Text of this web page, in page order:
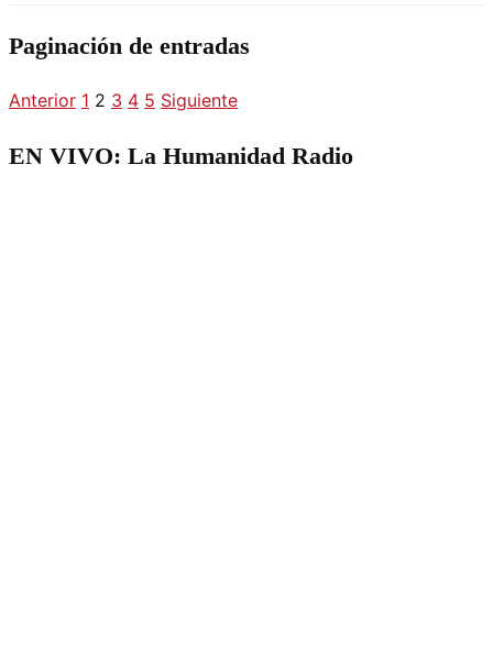
Paginación de entradas
Anterior 1 2 3 4 5 Siguiente
EN VIVO: La Humanidad Radio